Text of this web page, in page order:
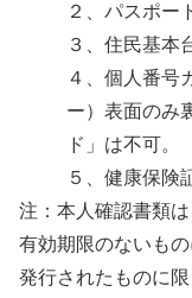
２、パスポー
３、住民基本
４、個人番号
ー）表面のみ
ド」は不可。
５、健康保険
注：本人確認書類
有効期限のないも
発行されたものに